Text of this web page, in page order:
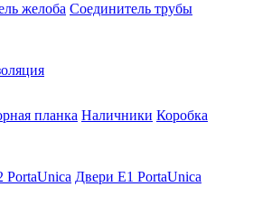
желоба Соединитель трубы
планка Наличники Коробка
PortaUnica Двери E1 PortaUnica